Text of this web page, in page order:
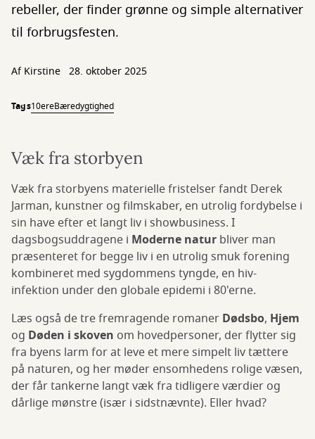
rebeller, der finder grønne og simple alternativer
til forbrugsfesten.
Af Kirstine 28. oktober 2025
Tags10ereBæredygtighed
Væk fra storbyen
Væk fra storbyens materielle fristelser fandt Derek
Jarman, kunstner og filmskaber, en utrolig fordybelse i
sin have efter et langt liv i showbusiness. I
dagsbogsuddragene i Moderne natur bliver man
præsenteret for begge liv i en utrolig smuk forening
kombineret med sygdommens tyngde, en hiv-
infektion under den globale epidemi i 80'erne.
Læs også de tre fremragende romaner Dødsbo, Hjem
og Døden i skoven om hovedpersoner, der flytter sig
fra byens larm for at leve et mere simpelt liv tættere
på naturen, og her møder ensomhedens rolige væsen,
der får tankerne langt væk fra tidligere værdier og
dårlige mønstre (især i sidstnævnte). Eller hvad?